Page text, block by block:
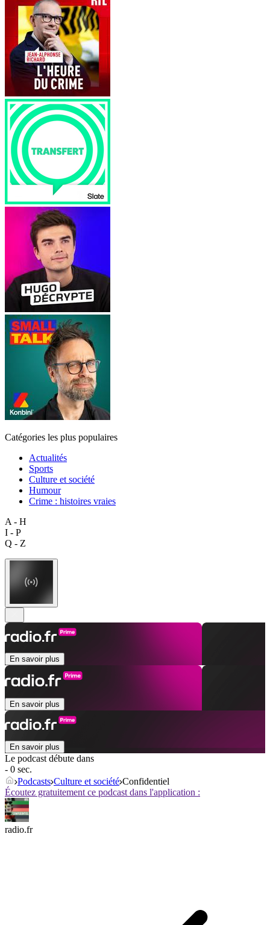
Catégories les plus populaires
Actualités
Sports
Culture et société
Humour
Crime : histoires vraies
A - H
I - P
Q - Z
En savoir plus
En savoir plus
En savoir plus
Le podcast débute dans
- 0 sec.
Podcasts Culture et société Confidentiel
Écoutez gratuitement ce podcast dans l'application :
radio.fr